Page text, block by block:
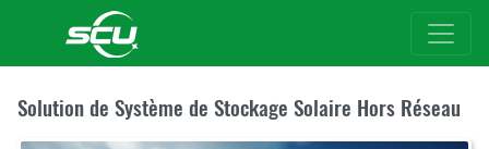
Solution de Système de Stockage Solaire Hors Réseau